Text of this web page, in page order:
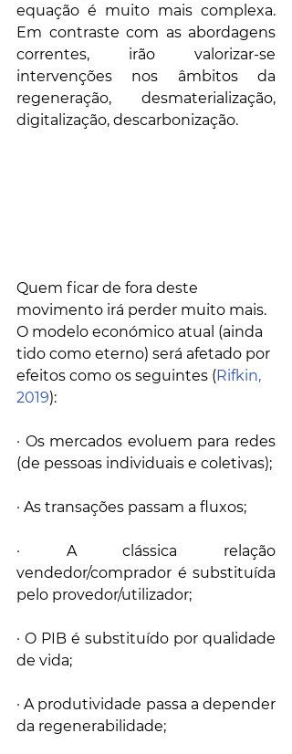
equação é muito mais complexa.
Em contraste com as abordagens
correntes, irão valorizar-se
intervenções nos âmbitos da
regeneração, desmaterialização,
digitalização, descarbonização.
Quem ficar de fora deste
movimento irá perder muito mais.
O modelo económico atual (ainda
tido como eterno) será afetado por
efeitos como os seguintes (Rifkin,
2019):
· Os mercados evoluem para redes
(de pessoas individuais e coletivas);
· As transações passam a fluxos;
· A clássica relação
vendedor/comprador é substituída
pelo provedor/utilizador;
· O PIB é substituído por qualidade
de vida;
· A produtividade passa a depender
da regenerabilidade;